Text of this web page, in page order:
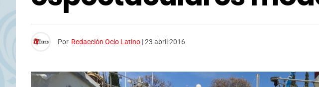
Por Redacción Ocio Latino |23 abril 2016